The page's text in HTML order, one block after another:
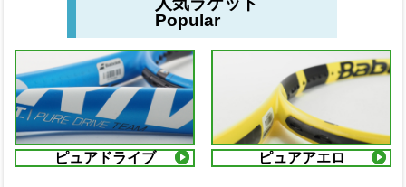
Popular
ピュアドライブ ピュアアエロ